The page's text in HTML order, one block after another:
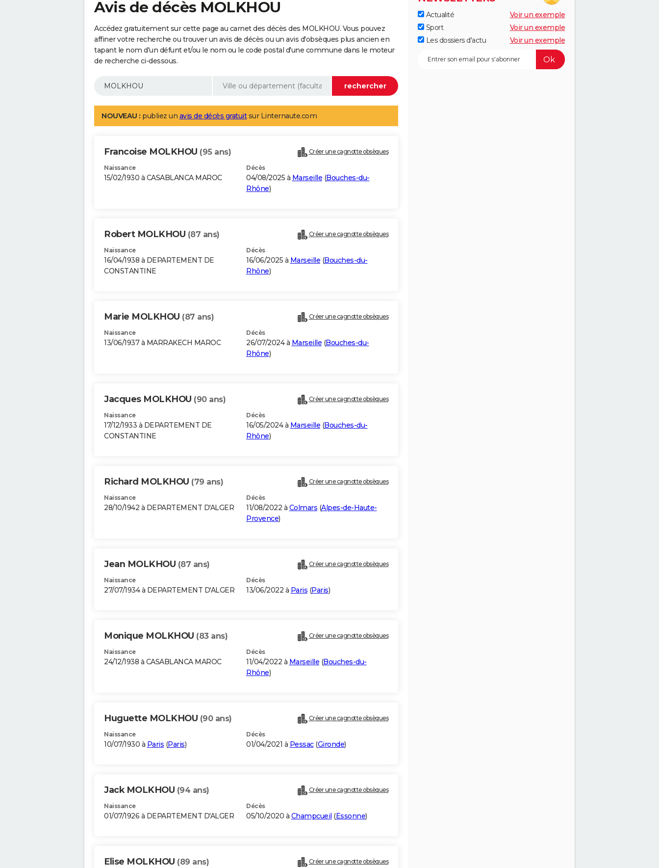
Avis de décès MOLKHOU
Accédez gratuitement sur cette page au carnet des décès des MOLKHOU. Vous pouvez
affiner votre recherche ou trouver un avis de décès ou un avis d'obsèques plus ancien en
tapant le nom d'un défunt et/ou le nom ou le code postal d'une commune dans le moteur
de recherche ci-dessous.
NOUVEAU : publiez un avis de décès gratuitsur Linternaute.com
Francoise MOLKHOU (95 ans) Créer une cagnotte obsèques
Naissance
15/02/1930 à CASABLANCA MAROC
Décès
04/08/2025 à Marseille (Bouches-du-
Rhône)
Robert MOLKHOU (87 ans) Créer une cagnotte obsèques
Naissance
16/04/1938 à DEPARTEMENT DE
CONSTANTINE
Décès
16/06/2025 à Marseille (Bouches-du-
Rhône)
Marie MOLKHOU (87 ans) Créer une cagnotte obsèques
Naissance
13/06/1937 à MARRAKECH MAROC
Décès
26/07/2024 à Marseille (Bouches-du-
Rhône)
Jacques MOLKHOU (90 ans) Créer une cagnotte obsèques
Naissance
17/12/1933 à DEPARTEMENT DE
CONSTANTINE
Décès
16/05/2024 à Marseille (Bouches-du-
Rhône)
Richard MOLKHOU (79 ans) Créer une cagnotte obsèques
Naissance
28/10/1942 à DEPARTEMENT D'ALGER
Décès
11/08/2022 à Colmars (Alpes-de-Haute-
Provence)
Jean MOLKHOU (87 ans) Créer une cagnotte obsèques
Naissance
27/07/1934 à DEPARTEMENT D'ALGER
Décès
13/06/2022 à Paris (Paris)
Monique MOLKHOU (83 ans) Créer une cagnotte obsèques
Naissance
24/12/1938 à CASABLANCA MAROC
Décès
11/04/2022 à Marseille (Bouches-du-
Rhône)
Huguette MOLKHOU (90 ans) Créer une cagnotte obsèques
Naissance
10/07/1930 à Paris (Paris)
Décès
01/04/2021 à Pessac(Gironde)
Jack MOLKHOU (94 ans) Créer une cagnotte obsèques
Naissance
01/07/1926 à DEPARTEMENT D'ALGER
Décès
05/10/2020 à Champcueil (Essonne)
Elise MOLKHOU (89 ans) Créer une cagnotte obsèques
Actualité
Voir un exemple
Sport
Voir un exemple
Les dossiers d'actu
Voir un exemple